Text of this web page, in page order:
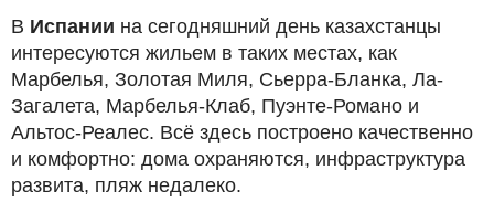
В Испании на сегодняшний день казахстанцы
интересуются жильем в таких местах, как
Марбелья, Золотая Миля, Сьерра-Бланка, Ла-
Загалета, Марбелья-Клаб, Пуэнте-Романо и
Альтос-Реалес. Всё здесь построено качественно
и комфортно: дома охраняются, инфраструктура
развита, пляж недалеко.